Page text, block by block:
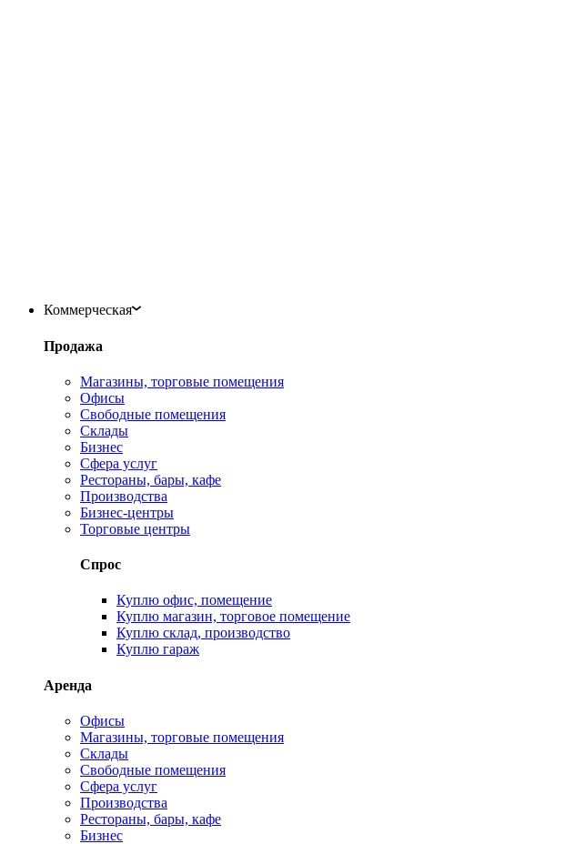
Коммерческая
Продажа
Магазины, торговые помещения
Офисы
Свободные помещения
Склады
Бизнес
Сфера услуг
Рестораны, бары, кафе
Производства
Бизнес-центры
Торговые центры
Спрос
Куплю офис, помещение
Куплю магазин, торговое помещение
Куплю склад, производство
Куплю гараж
Аренда
Офисы
Магазины, торговые помещения
Склады
Свободные помещения
Сфера услуг
Производства
Рестораны, бары, кафе
Бизнес